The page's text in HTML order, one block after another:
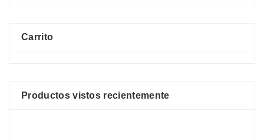
Carrito
Productos vistos recientemente